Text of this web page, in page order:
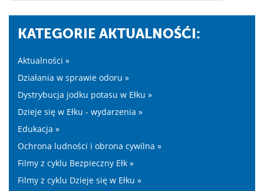
KATEGORIE AKTUALNOŚĆI:
Aktualności »
Działania w sprawie odoru »
Dystrybucja jodku potasu w Ełku »
Dzieje się w Ełku - wydarzenia »
Edukacja »
Ochrona ludności i obrona cywilna »
Filmy z cyklu Bezpieczny Ełk »
Filmy z cyklu Dzieje się w Ełku »